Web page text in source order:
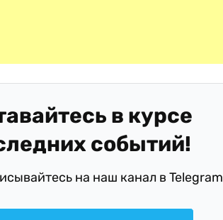
в курсе
событий!
на наш канал в Telegram